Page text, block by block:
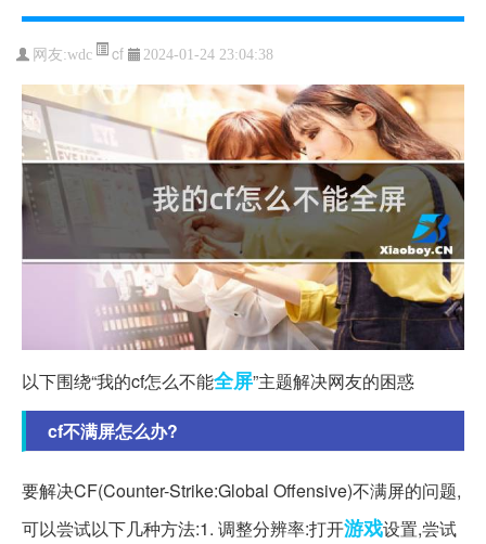
网友:wdc cf 2024-01-24 23:04:38
以下围绕“我的cf怎么不能全屏”主题解决网友的困惑
cf不满屏怎么办?
要解决CF(Counter-Strike:Global Offensive)不满屏的问题,
可以尝试以下几种方法:1. 调整分辨率:打开游戏设置,尝试